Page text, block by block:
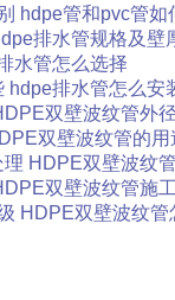
hdpe管和pvc管如
排水管规格及壁
水管怎么选择
hdpe排水管怎么安
双壁波纹管外
双壁波纹管的用
HDPE双壁波纹
双壁波纹管施
HDPE双壁波纹管